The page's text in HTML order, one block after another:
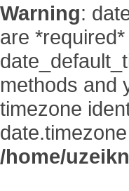
Warning:
are
methods and
timezone
/home/